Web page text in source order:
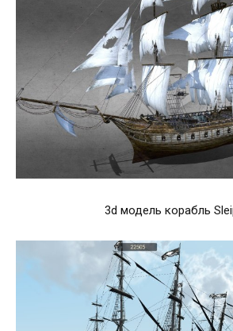
3d модель корабль